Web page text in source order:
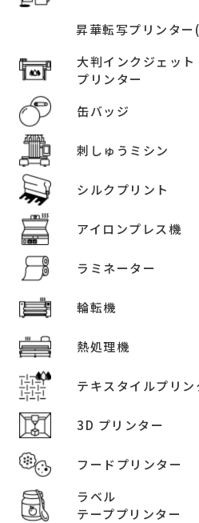
昇華転写プリンター
大判インクジェット
プリンター
缶バッジ
刺しゅうミシン
シルクプリント
アイロンプレス機
ラミネーター
輪転機
熱処理機
テキスタイルプリン
3D プリンター
フードプリンター
ラベル
テーププリンター